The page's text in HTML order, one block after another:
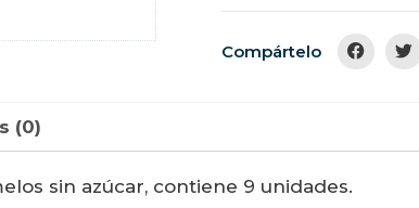
Compártelo
(0)
sin azúcar, contiene 9 unidades.